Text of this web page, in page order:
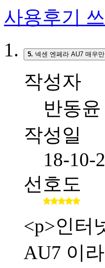
사용후기
5. 넥센 엔페라 AU7 매우
작성자
반동윤
작성일
18-10-
선호도
<p>인터
AU7 이